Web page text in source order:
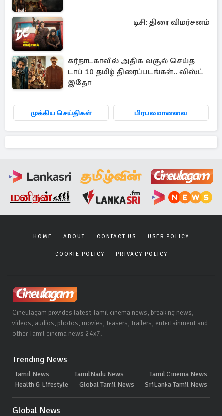
டிசி: திரை விமர்சனம்
கர்நாடகாவில் அதிக வசூல் செய்த
டாப் 10 தமிழ் திரைப்படங்கள்.. லிஸ்ட்
இதோ
முக்கிய செய்திகள் பிரபலமானவை
HOME ABOUT CONTACT US USER POLICY
COOKIE POLICY PRIVACY POLICY
Cineulagam provides latest Tamil cinema news, breaking news,
videos, audios, photos, movies, teasers, trailers, entertainment and
other Tamil cinema news 24x7.
Trending News
Tamil News TamilNadu News
Tamil Cinema News
Health & Lifestyle
Global Tamil News SriLanka Tamil News
Global News